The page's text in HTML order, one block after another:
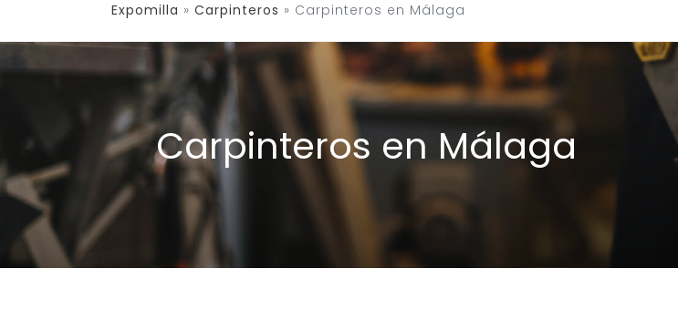
Expomilla » Carpinteros » Carpinteros en Málaga
Carpinteros en Málaga